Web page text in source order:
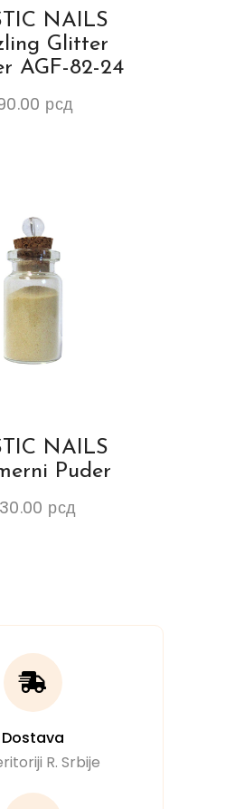
NAILS
Glitter
AGF-82-24
рсд
NAILS
Puder
рсд
Dostava
R. Srbije